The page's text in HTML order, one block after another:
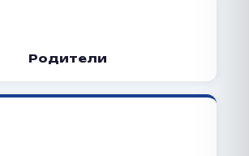
Родители